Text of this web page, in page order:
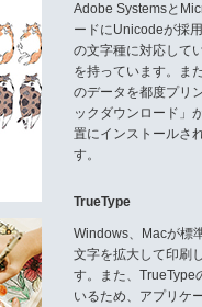
E2 第三者への提供
使用者は、購入したフォントを
所、その他の部署に提供するこ
ること、作品が完成した時には
トを購入すること、に同意した
E3 フォントの修正
使用者は、グラフィックソフト
正することができます。修正さ
たり変換されたフォントは、販
場合でも、Dharma Typeは、修
フォントをWOFF、EOTやTTF
す。使用者は、パートナーサイ
す。
E4 バックアップ
Adobe Systemsと
ードにUnicodeが採
の文字種に対応して
を持っています。ま
のデータを都度プリ
ックダウンロード」
置にインストールさ
す。
TrueType
Windows、Macが標
文字を拡大して印刷
す。また、TrueType
いるため、アプリケ